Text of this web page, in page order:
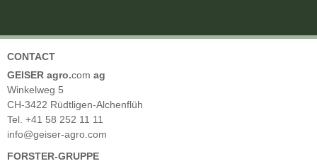
CONTACT
GEISER agro.com ag
Winkelweg 5
CH-3422 Rüdtligen-Alchenflüh
Tel. +41 58 252 11 11
info@geiser-agro.com
FORSTER-GRUPPE